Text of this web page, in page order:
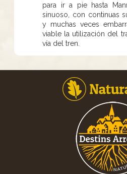
para ir a pie hasta
sinuoso, con continuas
y muchas veces
viable la utilización del
vía del tren.